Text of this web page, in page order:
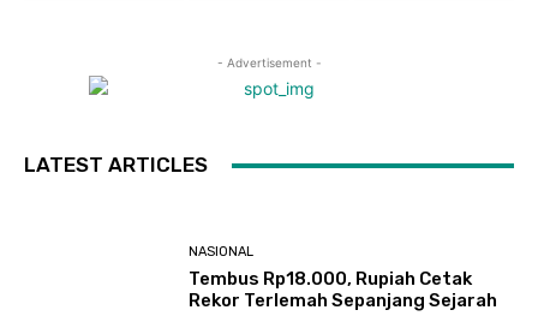
- Advertisement -
LATEST ARTICLES
NASIONAL
Tembus Rp18.000, Rupiah Cetak
Rekor Terlemah Sepanjang Sejarah